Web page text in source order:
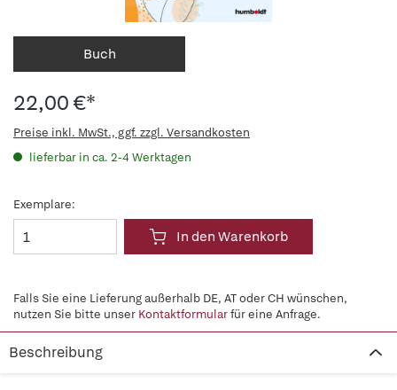
Buch
22,00 €*
Preise inkl. MwSt., ggf. zzgl. Versandkosten
lieferbar in ca. 2-4 Werktagen
Exemplare:
In den Warenkorb
Falls Sie eine Lieferung außerhalb DE, AT oder CH wünschen,
nutzen Sie bitte unser Kontaktformularfür eine Anfrage.
Beschreibung